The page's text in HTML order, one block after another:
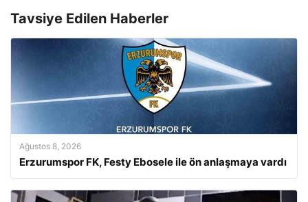
Tavsiye Edilen Haberler
Ağustos 8, 2026
Erzurumspor FK, Festy Ebosele ile ön anlaşmaya vardı